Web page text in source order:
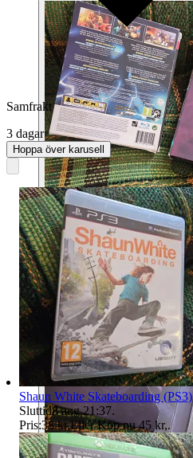
Samfrakt
3 dagar
Hoppa över karusell
Shaun White Skateboarding (PS3)
Sluttid8 aug 21:37.
Pris:38 kr,Eller Köp nu 45 kr,.